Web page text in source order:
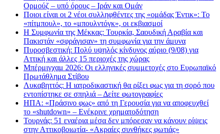
Ορμούζ – υπό όρους – Ιράν και Ομάν
Ποιοι είναι οι 2 νέοι συλληφθέντες της «ομάδας Έντικ»: Το
«πίτμπουλ», το «μπουλντόγκ», οι εκβιασμοί
Η Συμφωνία της Μέκκας: Τουρκία, Σαουδική Αραβία και
Πακιστάν «σφράγισαν» τη συμφωνία για την άμυνα
Πυροσβεστική: Πολύ υψηλός κίνδυνος αύριο (9/08) για
Αττική και άλλες 15 περιοχές της χώρας
Μπέρμιγχαμ 2026: Οι ελληνικές συμμετοχές στο Ευρωπαϊκό
Πρωτάθλημα Στίβου
Λυκαβηττός: Η ιατροδικαστική θα ρίξει φως για τη σορό που
εντοπίστηκε σε σπηλιά – Δείτε φωτογραφίες
ΗΠΑ: «Πράσινο φως» από τη Γερουσία για να αποφευχθεί
το «shutdown» – Ενέκρινε χρηματοδότηση
Τουρνάς: 51 εναέρια μέσα δεν μπόρεσαν να κάνουν ρίψεις
στην Αττικοβοιωτία- «Ακραίες συνθήκες φωτιάς»